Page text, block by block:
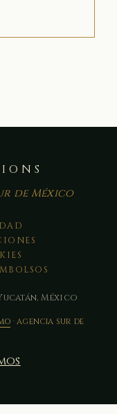
de México
México
· AGENCIA SUR DE